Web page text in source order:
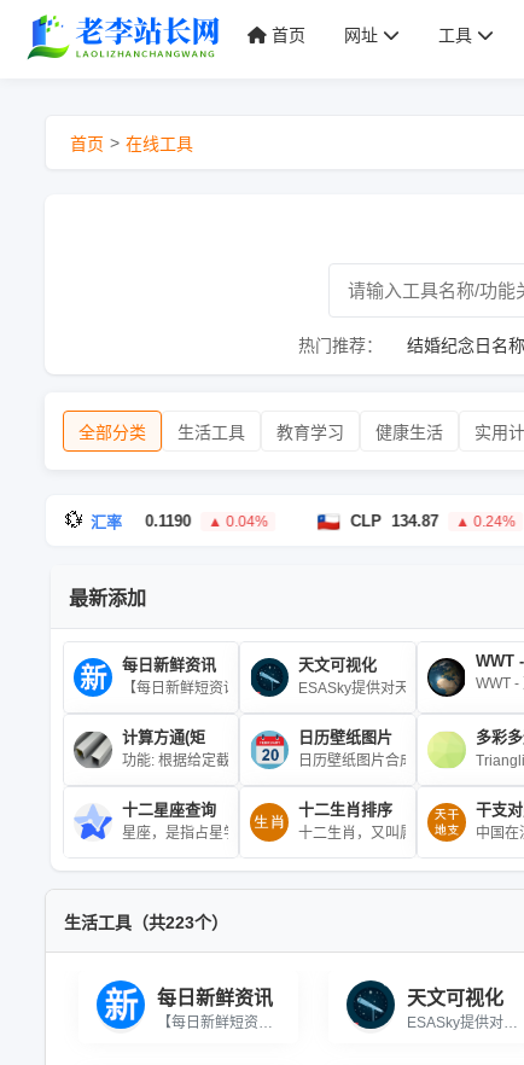
首页 网址 工具
首页 > 在线工具
热门推荐： 结婚纪念日名称
全部分类 生活工具 教育学习 健康生活 实用
💱 汇率
CHF 0.1190 ▲ 0.04% 134.87 ▲ 0.24%
最新添加
每日新鲜资讯
【每日新鲜短资讯】 每天一分钟，知晓天下事！
天文可视化
ESASky提供对天文观察到整个天
WWT -
WWT -
计算方通(矩
功能: 根据给定截面积，计算方通(矩形管)或圆管的理论长度
日历壁纸图片
日历壁纸图片合成器,上传图片或
多彩
十二星座查询
星座，是指占星学中必不可少的组成部分之一，亦指天上一
十二生肖排序
十二生肖，又叫属相、年兽，是中
干支
中国在
生活工具（共223个）
每日新鲜资讯
【每日新鲜短资讯】 每天一分钟，知晓天下事！
天文可视化
ESASky提供对天文观察到整个天空的可视化访问和天文数据搜索，基于互联网应用在线访问，用户可以随意放大感兴趣的任何天体。可以查看从50多个空间探测任务和地基观测装置收集的覆盖整个电磁波段的海量天文数据，包含自1978年来收集的50多万幅图像和近950万条光谱和星表数据。这些数据对应着天上30多亿个源，包括太阳系中的行星、卫星、小行星、彗星、恒星，弥漫在银河系中的星际介质以及遥远的河外星系并持续更新中。ESASky正迅速成为访问空间探测任务和大型地基观测设备所获取的天文数据资源的重要渠道。欧洲空间局与中国科学院国家天文台、中国国家天文科学数据中心合作为其交互式天体图谱平台——ESASky打造简体中文版。现在，包括英文和西班牙文版本在内，全世界近四分之一的人都能用自己的母语使用ESASky。博科园提供ESASky原始网站链接的iframe展现访问支持，所有数据信息和版权均归于sky.esa.int